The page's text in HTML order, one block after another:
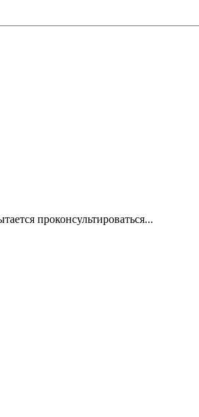
проконсультироваться...